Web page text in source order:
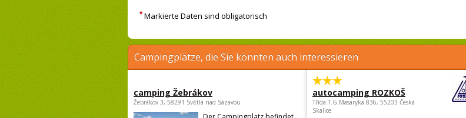
* Markierte Daten sind obligatorisch
Campingplätze, die Sie könnten auch interessieren
camping Žebrákov
Žebrákov 3, 58291 Světlá nad Sázavou
autocamping ROZKOŠ
Třída.T.G.Masaryka 836, 55203 Česká
Skalice